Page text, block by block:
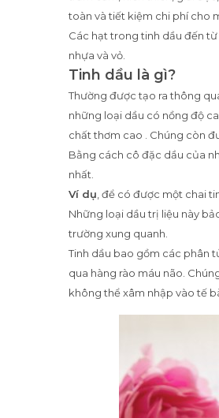
toàn và tiết kiệm chi phí cho
Các hạt trong tinh dầu đến
nhựa và vỏ.
Tinh dầu là gì?
Thường được tạo ra thông
những loại dầu có nồng độ
chất thơm cao . Chúng còn
Bằng cách cô đặc dầu của
nhất.
Ví dụ , để có được một chai
Những loại dầu trị liệu này
trường xung quanh.
Tinh dầu bao gồm các phân
qua hàng rào máu não.
không thể xâm nhập vào tế